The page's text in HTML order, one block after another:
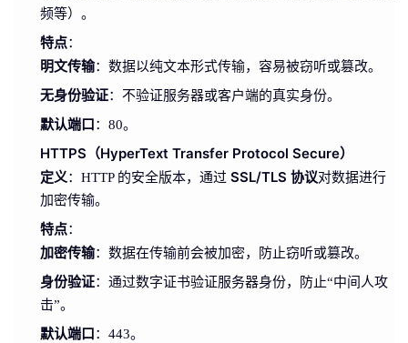
频等）。
特点：
明文传输：数据以纯文本形式传输，容易被窃听或篡改。
无身份验证：不验证服务器或客户端的真实身份。
默认端口：80。
HTTPS（HyperText Transfer Protocol Secure）
定义：HTTP 的安全版本，通过 SSL/TLS 协议对数据进行
加密传输。
特点：
加密传输：数据在传输前会被加密，防止窃听或篡改。
身份验证：通过数字证书验证服务器身份，防止“中间人攻
击”。
默认端口：443。